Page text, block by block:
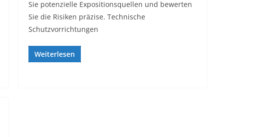
Sie potenzielle Expositionsquellen und bewerten
Sie die Risiken präzise. Technische
Schutzvorrichtungen
Weiterlesen